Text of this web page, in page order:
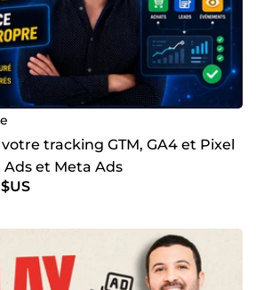
tracking GTM, GA4 et Pixel
et Meta Ads